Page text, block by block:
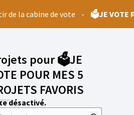
de la cabine de vote - 🗳️JE VOTE
pour 🗳️JE
POUR MES 5
FAVORIS
désactivé.